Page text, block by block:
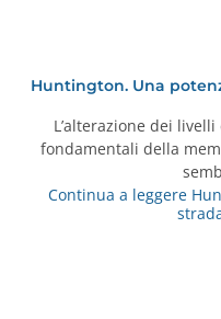
Huntington. Una
L’alterazione dei
fondamentali della
Continua a leggere